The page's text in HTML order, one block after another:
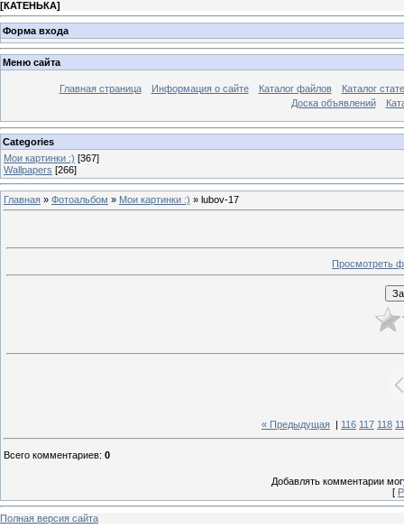
[КАТЕНЬКА]
Форма входа
Меню сайта
Главная страница Информация о сайте Каталог файлов
Каталог
Доска объявлений
Categories
Мои картинки :) [367]
Wallpapers [266]
Главная » Фотоальбом » Мои картинки :) » lubov-17
Просмотреть
« Предыдущая 116 117 118
Всего комментариев: 0
Добавлять комментарии
[
Полная версия сайта